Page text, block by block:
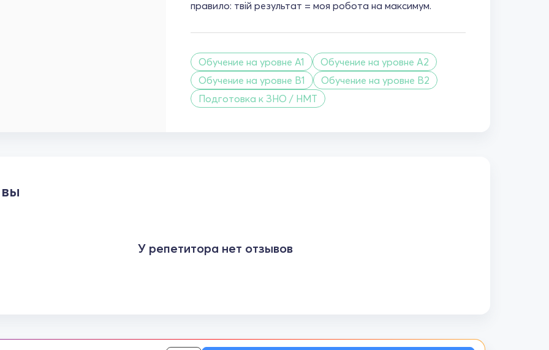
правило: твій результат = моя робота на максимум.
Обучение на уровне A1
Обучение на уровне A2
Обучение на уровне B1
Обучение на уровне B2
Подготовка к ЗНО / НМТ
У репетитора нет отзывов